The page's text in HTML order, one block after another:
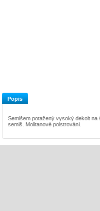
Popis
Semišem potažený vysoký dekolt
semiš. Molitanové polstrování.